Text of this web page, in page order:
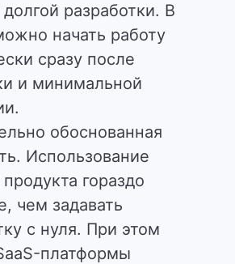
разработки. В
начать работу
сразу после
и минимальной
обоснованная
Использование
продукта гораздо
чем задавать
с нуля. При этом
платформы